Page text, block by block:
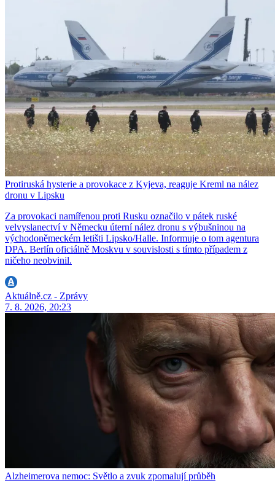
Protiruská hysterie a provokace z Kyjeva, reaguje Kreml na nález
dronu v Lipsku
Za provokaci namířenou proti Rusku označilo v pátek ruské
velvyslanectví v Německu úterní nález dronu s výbušninou na
východoněmeckém letišti Lipsko/Halle. Informuje o tom agentura
DPA. Berlín oficiálně Moskvu v souvislosti s tímto případem z
ničeho neobvinil.
Aktuálně.cz - Zprávy
7. 8. 2026, 20:23
Alzheimerova nemoc: Světlo a zvuk zpomalují průběh